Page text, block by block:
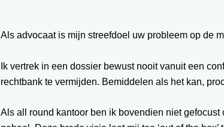
Als advocaat is mijn streefdoel uw probleem op de
Ik vertrek in een dossier bewust nooit vanuit een
rechtbank te vermijden. Bemiddelen als het kan,
Als all round kantoor ben ik bovendien niet